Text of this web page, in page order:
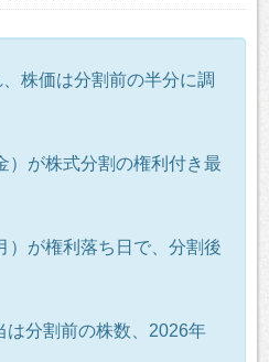
株価は分割前の半分に調
）が株式分割の権利付き最
）が権利落ち日で、分割後
は分割前の株数、2026年